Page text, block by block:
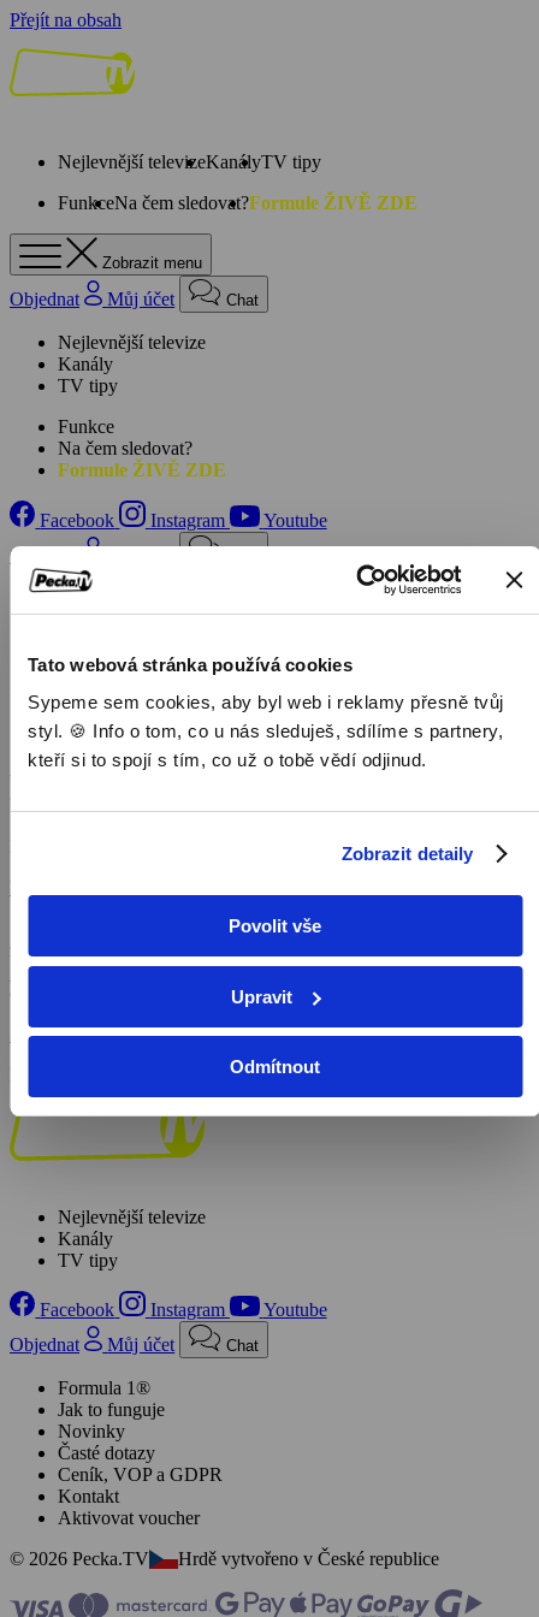
Tato webová stránka používá cookies
Sypeme sem cookies, aby byl web i reklamy přesně tvůj
styl. 🍪 Info o tom, co u nás sleduješ, sdílíme s partnery,
kteří si to spojí s tím, co už o tobě vědí odjinud.
Zobrazit detaily
Povolit vše
Upravit
Odmítnout
Přejít na obsah
Nejlevnější televizeKanályTV tipy
FunkceNa čem sledovat?Formule ŽIVĚ ZDE
Zobrazit menu
Objednat Můj účet Chat
Nejlevnější televize
Kanály
TV tipy
Funkce
Na čem sledovat?
Formule ŽIVĚ ZDE
Facebook Instagram
Youtube
Objednat
Domů
/
/
/
Panenský oceán: Síla ochrany
Panenský oceán: Síla ochrany
Spolu s průzkumníkem National Geographic Enricem Salou se
zaměříme na projekt neposkvrněných moří, v jehož rámci cestuje po
jednotlivých koutech naší planety a neúnavně se zasazuje o ochranu
Zobrazit více
Pořad aktuálně není v nabídce
Nejlevnější televize
Kanály
TV tipy
Facebook Instagram
Youtube
Objednat
Můj účet Chat
Formula 1®
Jak to funguje
Novinky
Časté dotazy
Ceník, VOP a GDPR
Kontakt
Aktivovat voucher
© 2026 Pecka.TV
Hrdě vytvořeno v České republice